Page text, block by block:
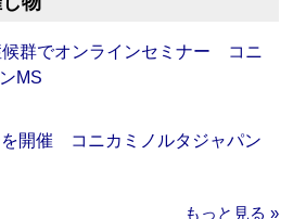
群でオンラインセミナー コニ
MS
開催 コニカミノルタジャパン
もっと見る »